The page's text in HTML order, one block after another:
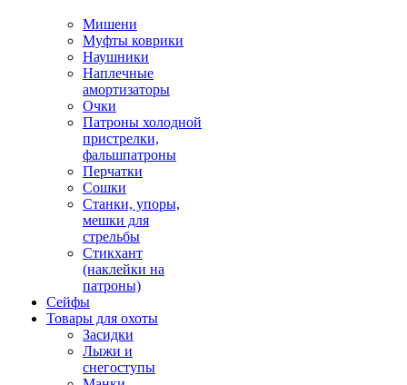
Мишени
Муфты коврики
Наушники
Наплечные
амортизаторы
Очки
Патроны холодной
пристрелки,
фальшпатроны
Перчатки
Сошки
Станки, упоры,
мешки для
стрельбы
Стикхант
(наклейки на
патроны)
Сейфы
Товары для охоты
Засидки
Лыжи и
снегоступы